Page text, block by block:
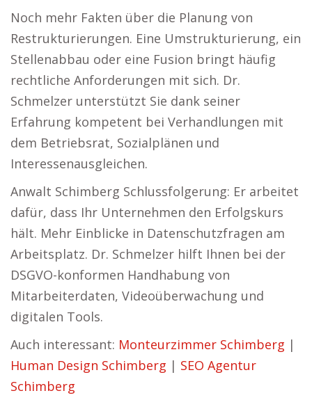
Noch mehr Fakten über die Planung von
Restrukturierungen. Eine Umstrukturierung, ein
Stellenabbau oder eine Fusion bringt häufig
rechtliche Anforderungen mit sich. Dr.
Schmelzer unterstützt Sie dank seiner
Erfahrung kompetent bei Verhandlungen mit
dem Betriebsrat, Sozialplänen und
Interessenausgleichen.
Anwalt Schimberg Schlussfolgerung: Er arbeitet
dafür, dass Ihr Unternehmen den Erfolgskurs
hält. Mehr Einblicke in Datenschutzfragen am
Arbeitsplatz. Dr. Schmelzer hilft Ihnen bei der
DSGVO-konformen Handhabung von
Mitarbeiterdaten, Videoüberwachung und
digitalen Tools.
Auch interessant: Monteurzimmer Schimberg |
Human Design Schimberg | SEO Agentur
Schimberg